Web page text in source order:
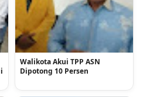
Walikota Akui TPP ASN
Dipotong 10 Persen